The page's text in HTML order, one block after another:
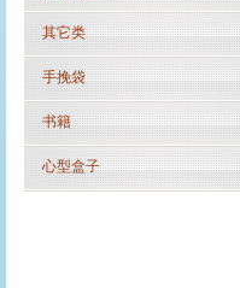
其它类
手挽袋
书籍
心型盒子